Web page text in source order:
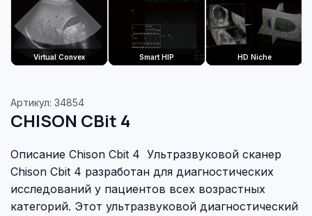
Virtual Convex Smart HIP HD Niche
Артикул: 34854
CHISON CBit 4
Описание Chison Cbit 4 Ультразвуковой сканер
Chison Cbit 4 разработан для диагностических
исследований у пациентов всех возрастных
категорий. Этот ультразвуковой диагностический